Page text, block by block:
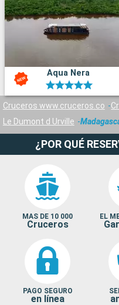
Aqua Nera
Cruceros www.cruceros.co
Le Dumont d Urville
¿POR QUÉ
MAS DE 10 000
Cruceros
EL
PAGO SEGURO
en línea